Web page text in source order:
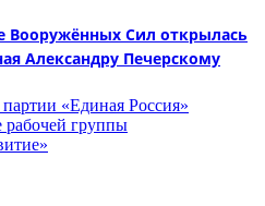
Вооружённых Сил открылась
Александру Печерскому